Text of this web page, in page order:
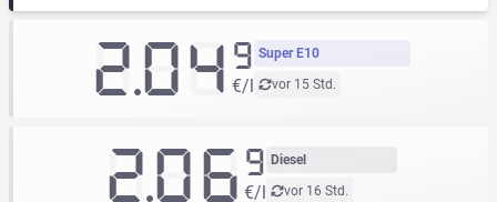
Super E10
vor 15 Std.
2.04 9
€/l
Diesel
vor 16 Std.
2.069
€/l